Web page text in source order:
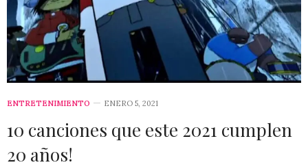
ENTRETENIMIENTO ENERO 5, 2021
10 canciones que este 2021 cumplen
20 años!